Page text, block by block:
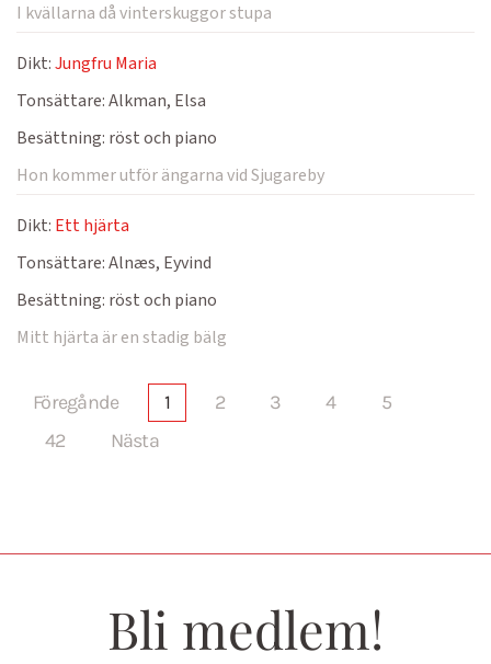
I kvällarna då vinterskuggor stupa
Dikt:Jungfru Maria
Tonsättare:Alkman, Elsa
Besättning: röst och piano
Hon kommer utför ängarna vid Sjugareby
Dikt: Ett hjärta
Tonsättare:Alnæs, Eyvind
Besättning: röst och piano
Mitt hjärta är en stadig bälg
Föregånde 1 2 3 4
5
42
Nästa
Bli medlem!